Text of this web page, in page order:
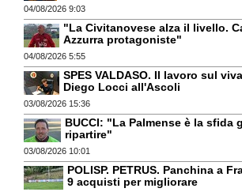
04/08/2026 9:03
"La Civitanovese alza il livello.
Azzurra protagoniste"
04/08/2026 5:55
SPES VALDASO. Il lavoro sul
Diego Locci all'Ascoli
03/08/2026 15:36
BUCCI: "La Palmense è la sfida
ripartire"
03/08/2026 10:01
POLISP. PETRUS. Panchina a
9 acquisti per migliorare